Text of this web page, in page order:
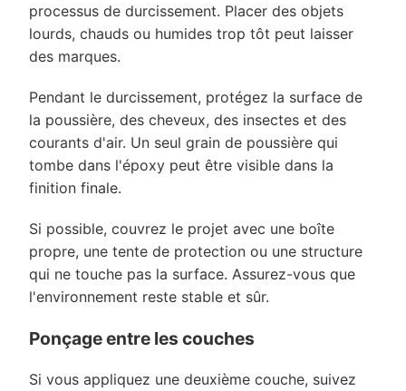
processus de durcissement. Placer des objets
lourds, chauds ou humides trop tôt peut laisser
des marques.
Pendant le durcissement, protégez la surface de
la poussière, des cheveux, des insectes et des
courants d'air. Un seul grain de poussière qui
tombe dans l'époxy peut être visible dans la
finition finale.
Si possible, couvrez le projet avec une boîte
propre, une tente de protection ou une structure
qui ne touche pas la surface. Assurez-vous que
l'environnement reste stable et sûr.
Ponçage entre les couches
Si vous appliquez une deuxième couche, suivez